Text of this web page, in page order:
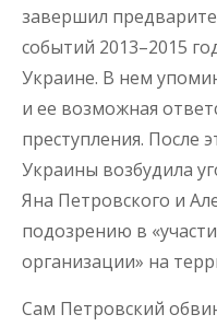
завершил
событий 2013–2015
Украине. В нем
и ее возможная
преступления. После
Украины возбудила
Яна Петровского и
подозрению в
организации» на
Сам Петровский